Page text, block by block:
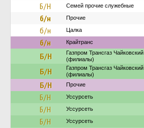
Б/Н Семей прочие служебные
б/н Прочие
б/н Цалка
б/н Крайтранс
Б/Н
Газпром Трансгаз Чайковский
(филиалы)
Б/Н
Газпром Трансгаз Чайковский
(филиалы)
Б/Н Прочие
Б/Н Уссурсеть
Б/Н Уссурсеть
Б/Н Уссурсеть